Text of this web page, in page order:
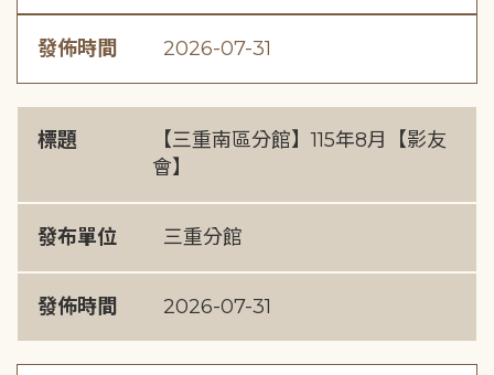
發佈時間 2026-07-31
標題
【三重南區分館】115年8月【影友
會】
發布單位 三重分館
發佈時間 2026-07-31